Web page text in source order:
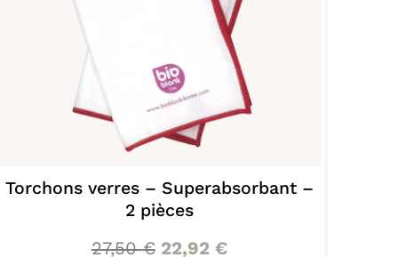
Torchon soyeux gris
14,00